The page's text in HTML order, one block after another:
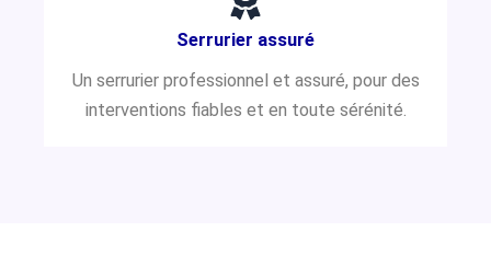
Serrurier assuré
Un serrurier professionnel et assuré, pour des
interventions fiables et en toute sérénité.